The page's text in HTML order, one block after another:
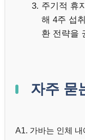
주기적 휴
해 4주 섭
환 전략을
자주 묻
A1. 가바는 인체